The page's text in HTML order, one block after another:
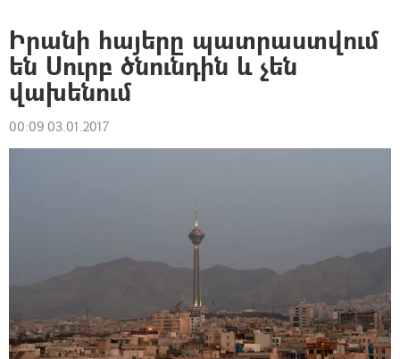
Իրանի հայերը պատրաստվում
են Սուրբ ծնունդին և չեն
վախենում
00:09 03.01.2017